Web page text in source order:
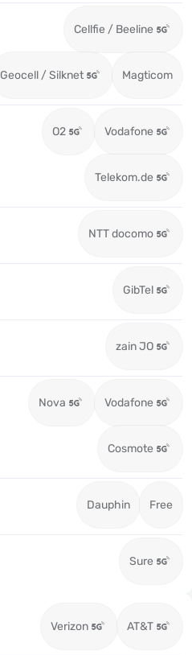
Cellfie / Beeline
Geocell / Silknet Magticom
O2 Vodafone
Telekom.de
NTT docomo
GibTel
zain JO
Nova Vodafone
Cosmote
Dauphin Free
Sure
Verizon AT&T